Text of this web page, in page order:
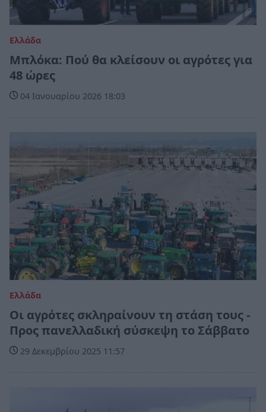
Ελλάδα
Μπλόκα: Πού θα κλείσουν οι αγρότες για
48 ώρες
04 Ιανουαρίου 2026 18:03
Ελλάδα
Οι αγρότες σκληραίνουν τη στάση τους -
Προς πανελλαδική σύσκεψη το Σάββατο
29 Δεκεμβρίου 2025 11:57